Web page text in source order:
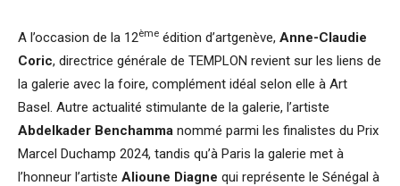
A l’occasion de la 12ème édition d’artgenève, Anne-Claudie
Coric, directrice générale de TEMPLON revient sur les liens de
la galerie avec la foire, complément idéal selon elle à Art
Basel. Autre actualité stimulante de la galerie, l’artiste
Abdelkader Benchamma nommé parmi les finalistes du Prix
Marcel Duchamp 2024, tandis qu’à Paris la galerie met à
l’honneur l’artiste Alioune Diagne qui représente le Sénégal à